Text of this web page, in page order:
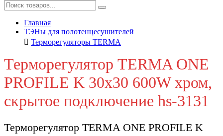
Главная
ТЭНы для полотенцесушителей
Терморегуляторы TERMA
Терморегулятор TERMA ONE
PROFILE K 30x30 600W хром,
скрытое подключение hs-3131
Терморегулятор TERMA ONE PROFILE K